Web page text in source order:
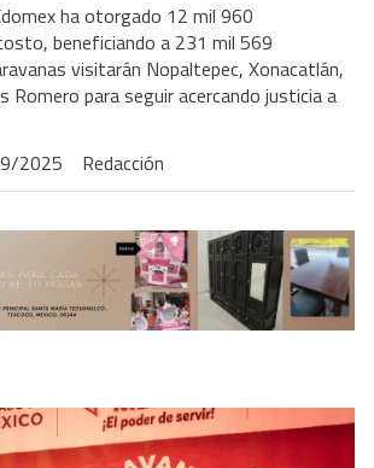
ha otorgado 12 mil 960
beneficiando a 231 mil 569
visitarán Nopaltepec, Xonacatlán,
Romero para seguir acercando justicia a
2025 Redacción